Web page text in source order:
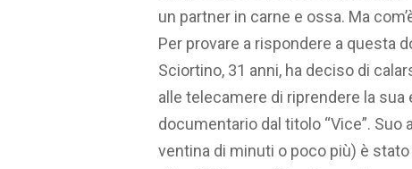
un partner in carne e ossa. Ma
Per provare a rispondere a questa
Sciortino, 31 anni, ha deciso di
alle telecamere di riprendere la sua
documentario dal titolo “Vice”.
ventina di minuti o poco più) è